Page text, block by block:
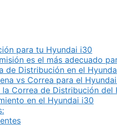
para tu Hyundai i30
es el más adecuado
de Distribución en el
vs Correa para el
la Correa de Distribución del
en el Hyundai i30